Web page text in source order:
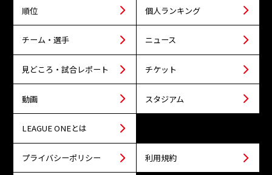
順位 個人ランキング
チーム・選手 ニュース
見どころ・試合レポート チケット
動画 スタジアム
LEAGUE ONEとは
プライバシーポリシー 利用規約